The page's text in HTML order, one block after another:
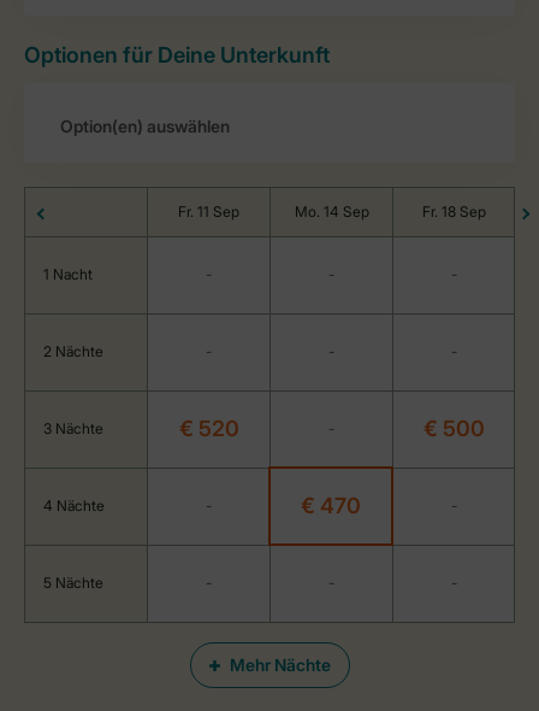
Optionen für Deine Unterkunft
Mehr Nächte
Fr. 11 Sep Mo. 14 Sep Fr. 18 Sep
1 Nacht - - -
2 Nächte - - -
3 Nächte € 520 - € 500
4 Nächte - € 470 -
5 Nächte - - -